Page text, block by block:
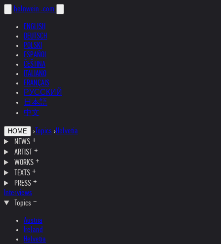
helnwein .com
ENGLISH
DEUTSCH
POLSKI
ESPAÑOL
ČEŠTINA
ITALIANO
FRANÇAIS
РУССКИЙ
日本語
中文
HOME › Topics ›Helvetia
NEWS
ARTIST
WORKS
TEXTS
PRESS
Interviews
Topics
Austria
Ireland
Helvetia